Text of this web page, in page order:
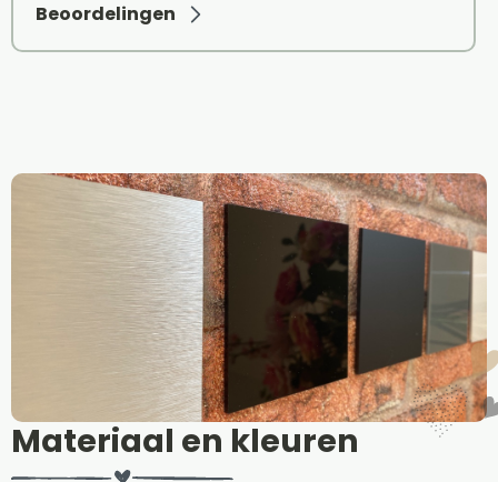
Beoordelingen
Materiaal en kleuren